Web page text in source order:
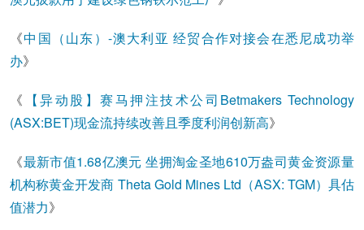
《中国（山东）-澳大利亚 经贸合作对接会在悉尼成功举
办》
《
【异动股】赛马押注技术公司Betmakers Technology
(ASX:BET)现金流持续改善且季度利润创新高》
《最新市值1.68亿澳元 坐拥淘金圣地610万盎司黄金资源量
机构称黄金开发商 Theta Gold Mines Ltd（ASX: TGM）具估
值潜力》